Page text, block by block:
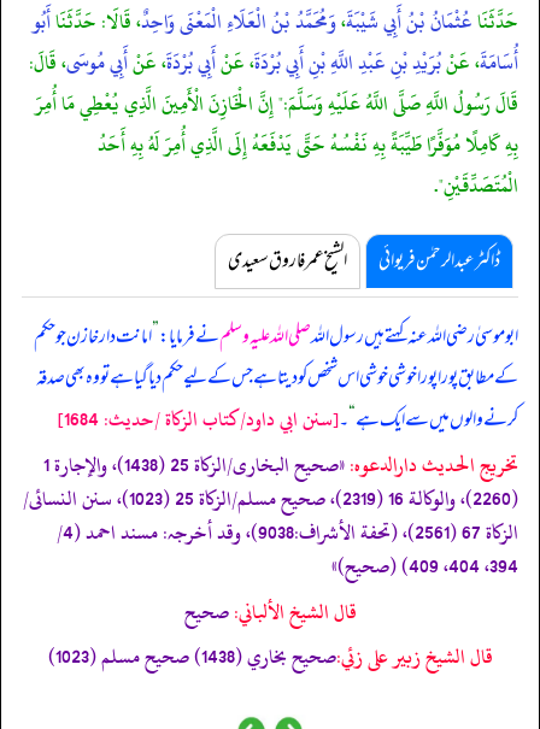
حَدَّثَنَاعُثْمَانُ بْنُ أَبِي شَيْبَةَ،وَمُحَمَّدُ بْنُ الْعَلَاءِ الْمَعْنَى وَاحِدٌ، قَالَا: حَدَّثَنَاأَبُو
أُسَامَةَ، عَنْبُرَيْدِ بْنِ عَبْدِ اللَّهِ بْنِ أَبِي بُرْدَةَ، عَنْأَبِي بُرْدَةَ، عَنْأَبِي مُوسَى، قَالَ:
قَالَ رَسُولُ اللَّهِ صَلَّى اللَّهُ عَلَيْهِ وَسَلَّمَ:" إِنَّ الْخَازِنَ الْأَمِينَ الَّذِي يُعْطِي مَا أُمِرَ
بِهِ كَامِلًا مُوَفَّرًا طَيِّبَةً بِهِ نَفْسُهُ حَتَّى يَدْفَعَهُ إِلَى الَّذِي أُمِرَ لَهُ بِهِ أَحَدُ
الْمُتَصَدِّقَيْنِ".
ڈاکٹر عبدالرحمٰن فریوائی الشیخ عمر فاروق سعیدی
ابوموسیٰ رضی اللہ عنہ کہتے ہیںرسول اللہصلی اللہ علیہ وسلمنے فرمایا:”امانت دار خازن جو حکم
کے مطابق پورا پورا خوشی خوشی اس شخص کو دیتا ہے جس کے لیے حکم دیا گیا ہے تو وہ بھی صدقہ
کرنے والوں میں سے ایک ہے“۔[سنن ابي داود/كتاب الزكاة /حدیث: 1684]
تخریج الحدیث دارالدعوہ:
«‏‏‏‏صحیح البخاری/الزکاة 25 (1438)، والإجارة 1
(2260)، والوکالة 16 (2319)، صحیح مسلم/الزکاة 25 (1023)، سنن النسائی/
الزکاة 67 (2561)، (تحفة الأشراف:9038)، وقد أخرجہ: مسند احمد (4/
394، 404، 409) (صحیح)»
قال الشيخ الألباني:صحيح
قال الشيخ زبير على زئي:صحيح بخاري (1438) صحيح مسلم (1023)